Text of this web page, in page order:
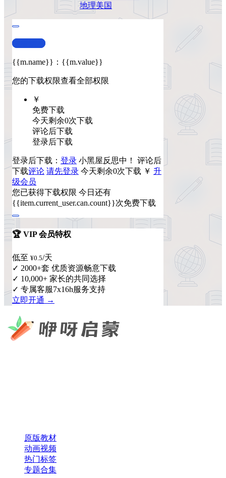
地理美国
查看演示
{{m.name}} ： {{m.value}}
您的下载权限查看全部权限
￥
免费下载
今天剩余0次下载
评论后下载
登录后下载
登录后下载： 登录 小黑屋反思中！ 评论后
下载评论 请先登录 今天剩余0次下载 ￥ 升
级会员
您已获得下载权限 今日还有
{{item.current_user.can.count}}次免费下载
🏆 VIP 会员特权
低至 ¥0.5/天
✓ 2000+套 优质资源畅意下载
✓ 10,000+ 家长的共同选择
✓ 专属客服7x16h服务支持
立即开通 →
原版教材
动画视频
热门标签
专题合集